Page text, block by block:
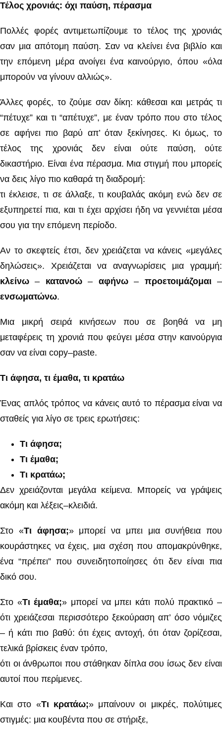
Τέλος χρονιάς: όχι παύση, πέρασμα
Πολλές φορές αντιμετωπίζουμε το τέλος της χρονιάς
σαν μια απότομη παύση. Σαν να κλείνει ένα βιβλίο και
την επόμενη μέρα ανοίγει ένα καινούργιο, όπου «όλα
μπορούν να γίνουν αλλιώς».
Άλλες φορές, το ζούμε σαν δίκη: κάθεσαι και μετράς τι
“πέτυχε” και τι “απέτυχε”, με έναν τρόπο που στο τέλος
σε αφήνει πιο βαρύ απ’ όταν ξεκίνησες. Κι όμως, το
τέλος της χρονιάς δεν είναι ούτε παύση, ούτε
δικαστήριο. Είναι ένα πέρασμα. Μια στιγμή που μπορείς
να δεις λίγο πιο καθαρά τη διαδρομή:
τι έκλεισε, τι σε άλλαξε, τι κουβαλάς ακόμη ενώ δεν σε
εξυπηρετεί πια, και τι έχει αρχίσει ήδη να γεννιέται μέσα
σου για την επόμενη περίοδο.
Αν το σκεφτείς έτσι, δεν χρειάζεται να κάνεις «μεγάλες
δηλώσεις». Χρειάζεται να αναγνωρίσεις μια γραμμή:
κλείνω – κατανοώ– αφήνω– προετοιμάζομαι–
ενσωματώνω.
Μια μικρή σειρά κινήσεων που σε βοηθά να μη
μεταφέρεις τη χρονιά που φεύγει μέσα στην καινούργια
σαν να είναι copy–paste.
Τι άφησα, τι έμαθα, τι κρατάω
Ένας απλός τρόπος να κάνεις αυτό το πέρασμα είναι να
σταθείς για λίγο σε τρεις ερωτήσεις:
Τι άφησα;
Τι έμαθα;
Τι κρατάω;
Δεν χρειάζονται μεγάλα κείμενα. Μπορείς να γράψεις
ακόμη και λέξεις–κλειδιά.
Στο «Τι άφησα;» μπορεί να μπει μια συνήθεια που
κουράστηκες να έχεις, μια σχέση που απομακρύνθηκε,
ένα “πρέπει” που συνειδητοποίησες ότι δεν είναι πια
δικό σου.
Στο «Τι έμαθα;» μπορεί να μπει κάτι πολύ πρακτικό –
ότι χρειάζεσαι περισσότερο ξεκούραση απ’ όσο νόμιζες
– ή κάτι πιο βαθύ: ότι έχεις αντοχή, ότι όταν ζορίζεσαι,
τελικά βρίσκεις έναν τρόπο,
ότι οι άνθρωποι που στάθηκαν δίπλα σου ίσως δεν είναι
αυτοί που περίμενες.
Και στο «Τι κρατάω;» μπαίνουν οι μικρές, πολύτιμες
στιγμές: μια κουβέντα που σε στήριξε,